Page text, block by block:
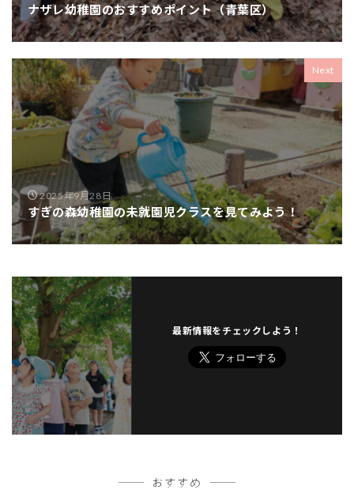
ナザレ幼稚園のおすすめポイント（青葉区）
Next
2025年9月28日
すぎの森幼稚園の未就園児クラスを見てみよう！
最新情報をチェックしよう！
おすすめ